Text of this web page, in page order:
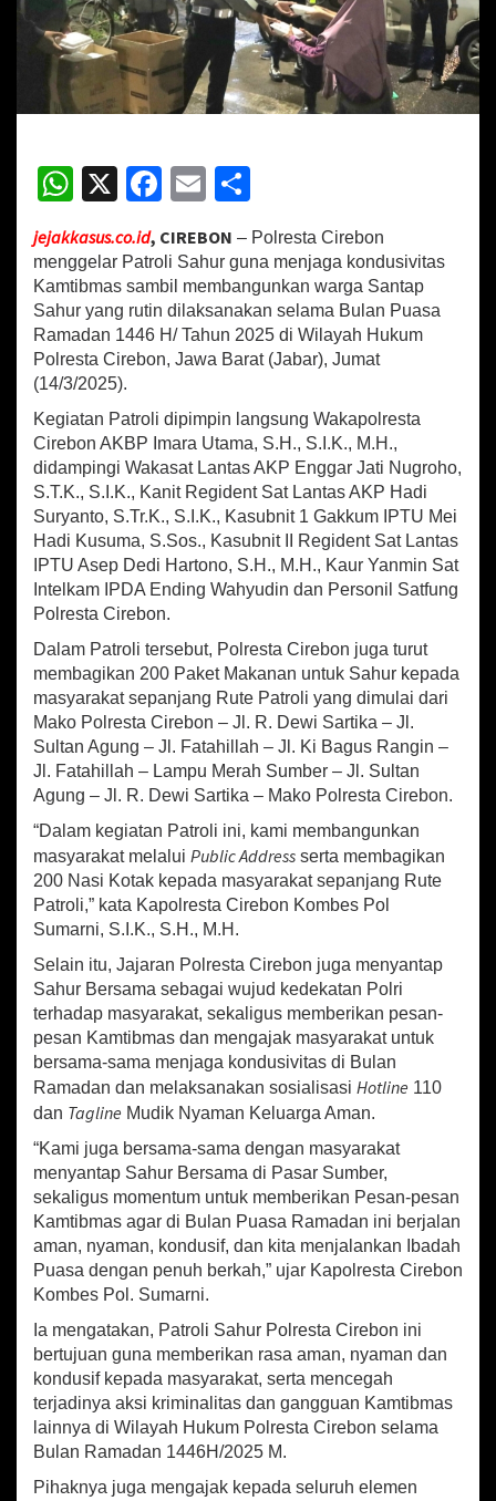
C
i
e
o
R
u
t
n
P
a
t
r
o
S
a
h
u
r
B
a
n
g
n
k
a
W
a
r
g
a
i
n
g
g
a
S
a
n
a
p
S
a
h
r
B
e
r
a
m
a
W
h
at
sA
p
p
X
Fa
b
o
o
k
E
ai
l
h
ar
e
jejakkasus.co.id, CIREBON – Polresta Cirebon
menggelar Patroli Sahur guna menjaga kondusivitas
Kamtibmas sambil membangunkan warga Santap
Sahur yang rutin dilaksanakan selama Bulan Puasa
Ramadan 1446 H/ Tahun 2025 di Wilayah Hukum
Polresta Cirebon, Jawa Barat (Jabar), Jumat
(14/3/2025).
Kegiatan Patroli dipimpin langsung Wakapolresta
Cirebon AKBP Imara Utama, S.H., S.I.K., M.H.,
didampingi Wakasat Lantas AKP Enggar Jati Nugroho,
S.T.K., S.I.K., Kanit Regident Sat Lantas AKP Hadi
Suryanto, S.Tr.K., S.I.K., Kasubnit 1 Gakkum IPTU Mei
Hadi Kusuma, S.Sos., Kasubnit II Regident Sat Lantas
IPTU Asep Dedi Hartono, S.H., M.H., Kaur Yanmin Sat
Intelkam IPDA Ending Wahyudin dan Personil Satfung
Polresta Cirebon.
Dalam Patroli tersebut, Polresta Cirebon juga turut
membagikan 200 Paket Makanan untuk Sahur kepada
masyarakat sepanjang Rute Patroli yang dimulai dari
Mako Polresta Cirebon – Jl. R. Dewi Sartika – Jl.
Sultan Agung – Jl. Fatahillah – Jl. Ki Bagus Rangin –
Jl. Fatahillah – Lampu Merah Sumber – Jl. Sultan
Agung – Jl. R. Dewi Sartika – Mako Polresta Cirebon.
“Dalam kegiatan Patroli ini, kami membangunkan
masyarakat melalui Public Address serta membagikan
200 Nasi Kotak kepada masyarakat sepanjang Rute
Patroli,” kata Kapolresta Cirebon Kombes Pol
Sumarni, S.I.K., S.H., M.H.
Selain itu, Jajaran Polresta Cirebon juga menyantap
Sahur Bersama sebagai wujud kedekatan Polri
terhadap masyarakat, sekaligus memberikan pesan-
pesan Kamtibmas dan mengajak masyarakat untuk
bersama-sama menjaga kondusivitas di Bulan
Ramadan dan melaksanakan sosialisasi Hotline 110
dan Tagline Mudik Nyaman Keluarga Aman.
“Kami juga bersama-sama dengan masyarakat
menyantap Sahur Bersama di Pasar Sumber,
sekaligus momentum untuk memberikan Pesan-pesan
Kamtibmas agar di Bulan Puasa Ramadan ini berjalan
aman, nyaman, kondusif, dan kita menjalankan Ibadah
Puasa dengan penuh berkah,” ujar Kapolresta Cirebon
Kombes Pol. Sumarni.
Ia mengatakan, Patroli Sahur Polresta Cirebon ini
bertujuan guna memberikan rasa aman, nyaman dan
kondusif kepada masyarakat, serta mencegah
terjadinya aksi kriminalitas dan gangguan Kamtibmas
lainnya di Wilayah Hukum Polresta Cirebon selama
Bulan Ramadan 1446H/2025 M.
Pihaknya juga mengajak kepada seluruh elemen